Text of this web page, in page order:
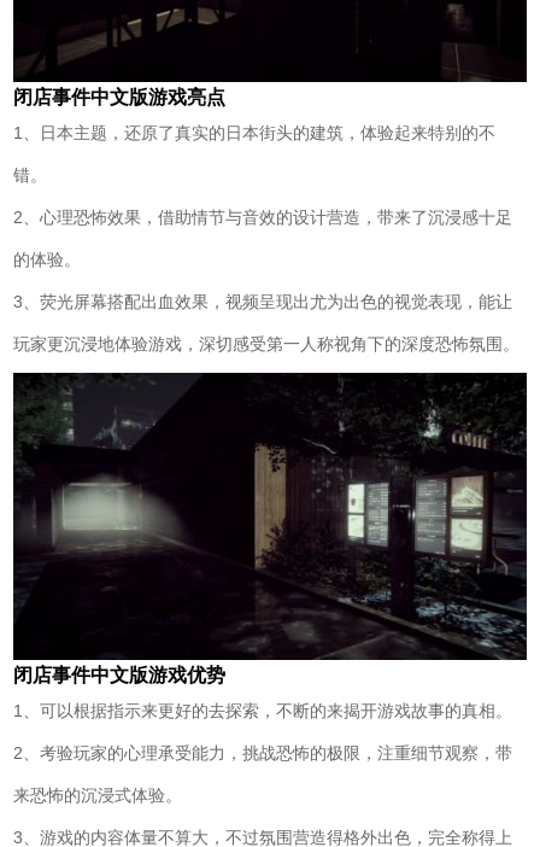
闭店事件中文版游戏亮点
1、日本主题，还原了真实的日本街头的建筑，体验起来特别的不
错。
2、心理恐怖效果，借助情节与音效的设计营造，带来了沉浸感十足
的体验。
3、荧光屏幕搭配出血效果，视频呈现出尤为出色的视觉表现，能让
玩家更沉浸地体验游戏，深切感受第一人称视角下的深度恐怖氛围。
闭店事件中文版游戏优势
1、可以根据指示来更好的去探索，不断的来揭开游戏故事的真相。
2、考验玩家的心理承受能力，挑战恐怖的极限，注重细节观察，带
来恐怖的沉浸式体验。
3、游戏的内容体量不算大，不过氛围营造得格外出色，完全称得上